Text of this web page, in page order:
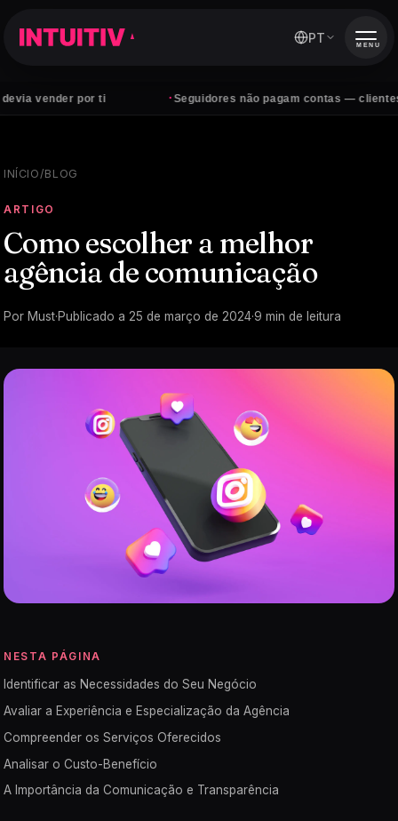
por ti Seguidores não pagam contas — clientes sim
PT MENU
INÍCIO/BLOG
ARTIGO
Como escolher a melhor
agência de comunicação
Por Must·Publicado a 25 de março de 2024·9 min de leitura
NESTA PÁGINA
Identificar as Necessidades do Seu Negócio
Avaliar a Experiência e Especialização da Agência
Compreender os Serviços Oferecidos
Analisar o Custo-Benefício
A Importância da Comunicação e Transparência